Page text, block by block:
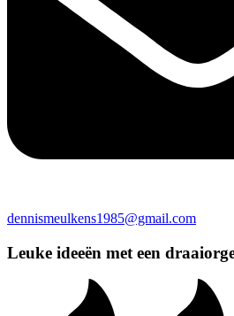
dennismeulkens1985@gmail.com
Leuke ideeën met een